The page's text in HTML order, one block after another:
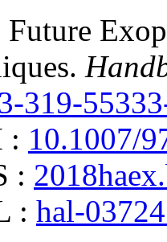
Future
.
319-
: 10.1007/
:
: hal-